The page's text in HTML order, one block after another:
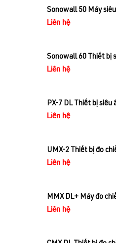
Sonowall 50 Máy
Liên hệ
Sonowall 60 Thiết bị
Liên hệ
PX-7 DL Thiết bị siêu
Liên hệ
UMX-2 Thiết bị đo
Liên hệ
MMX DL+ Máy đo
Liên hệ